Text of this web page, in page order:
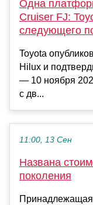
Одна
Cruiser FJ:
следующего
Toyota
Hilux и
— 10 ноября
с дв...
11:00, 13 Сен
Названа
поколения
Принадлежащая